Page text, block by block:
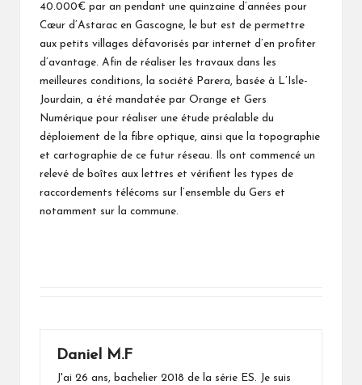
40.000€ par an pendant une quinzaine d’années pour
Cœur d’Astarac en Gascogne, le but est de permettre
aux petits villages défavorisés par internet d’en profiter
d’avantage. Afin de réaliser les travaux dans les
meilleures conditions, la société Parera, basée à L’Isle-
Jourdain, a été mandatée par Orange et Gers
Numérique pour réaliser une étude préalable du
déploiement de la fibre optique, ainsi que la topographie
et cartographie de ce futur réseau. Ils ont commencé un
relevé de boîtes aux lettres et vérifient les types de
raccordements télécoms sur l’ensemble du Gers et
notamment sur la commune.
Daniel M.F
J'ai 26 ans, bachelier 2018 de la série ES. Je suis